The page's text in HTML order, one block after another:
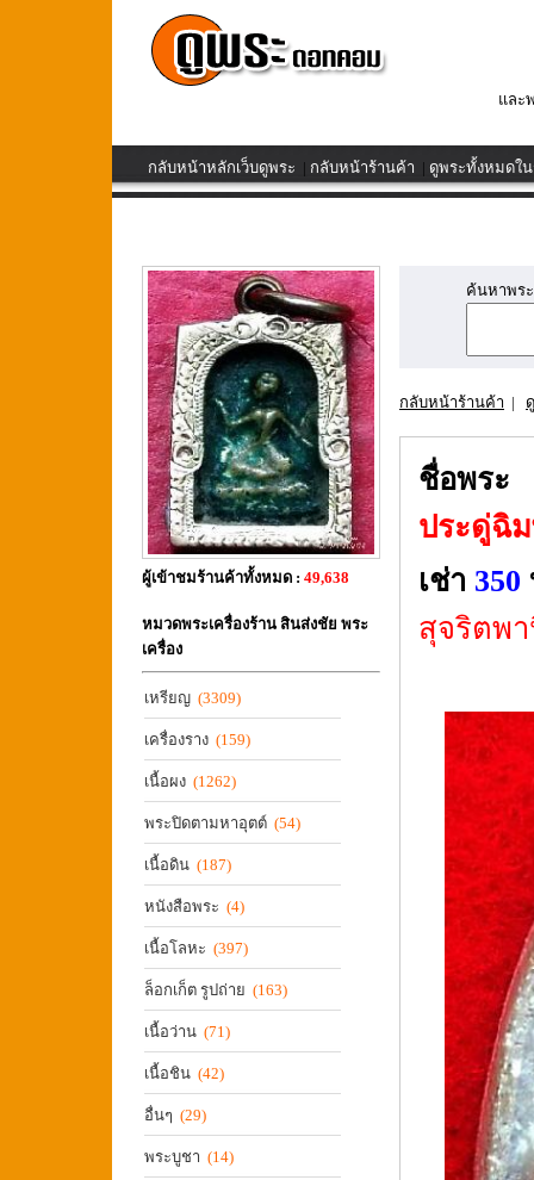
และ
กลับหน้าหลักเว็บดูพระ | กลับหน้าร้านค้า | ดูพระทั้งหมดใ
ผู้เข้าชมร้านค้าทั้งหมด : 49,638
หมวดพระเครื่องร้าน สินส่งชัย พระ
เครื่อง
เหรียญ (3309)
เครื่องราง (159)
เนื้อผง (1262)
พระปิดตามหาอุตต์ (54)
เนื้อดิน (187)
หนังสือพระ (4)
เนื้อโลหะ (397)
ล็อกเก็ต รูปถ่าย (163)
เนื้อว่าน (71)
เนื้อชิน (42)
อื่นๆ (29)
พระบูชา (14)
ค้นหาพร
กลับหน้าร้านค้า |
ชื่อพระ
ประดู่ฉิ
เช่า 350
สุจริตพ